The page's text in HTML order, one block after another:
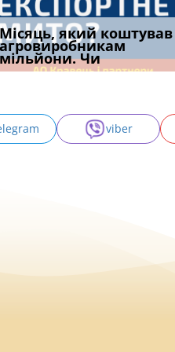
суд встановив для
шкоди
Місяць, який коштував
агровиробникам
мільйони. Чи
Штраф ТЦК при зміні
місця проживання:
розбір судов
viber